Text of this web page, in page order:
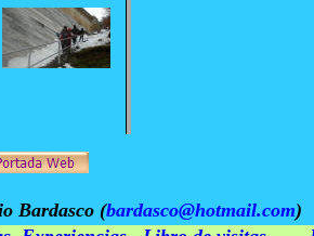
Bardasco (bardasco@hotmail.com)